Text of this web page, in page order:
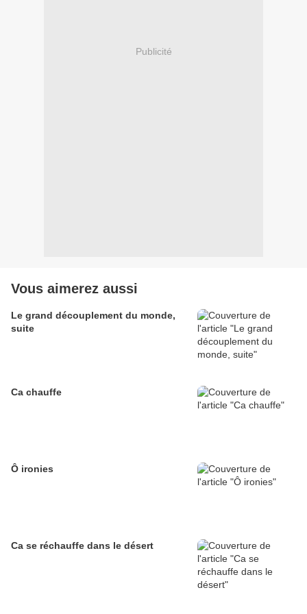
Publicité
Vous aimerez aussi
Le grand découplement du monde,
suite
Ca chauffe
Ô ironies
Ca se réchauffe dans le désert